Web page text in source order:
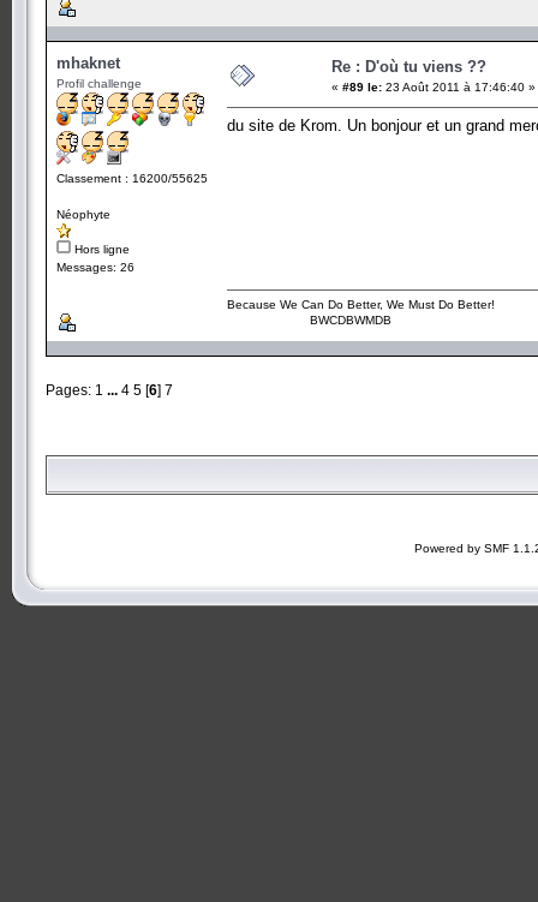
mhaknet
Profil challenge
Classement : 16200/55625
Néophyte
Hors ligne
Messages: 26
Re : D'où tu viens ??
« #89 le: 23 Août 2011 à 17:46:40 »
du site de Krom. Un bonjour et un grand
Because We Can Do Better, We Must Do Better!
BWCDBWMDB
Pages: 1 ... 4 5 [6] 7
Powered by SMF